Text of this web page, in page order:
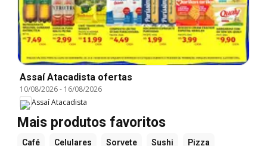
Assaí Atacadista ofertas
10/08/2026- 16/08/2026
Assaí Atacadista
Mais produtos favoritos
Café Celulares Sorvete Sushi Pizza